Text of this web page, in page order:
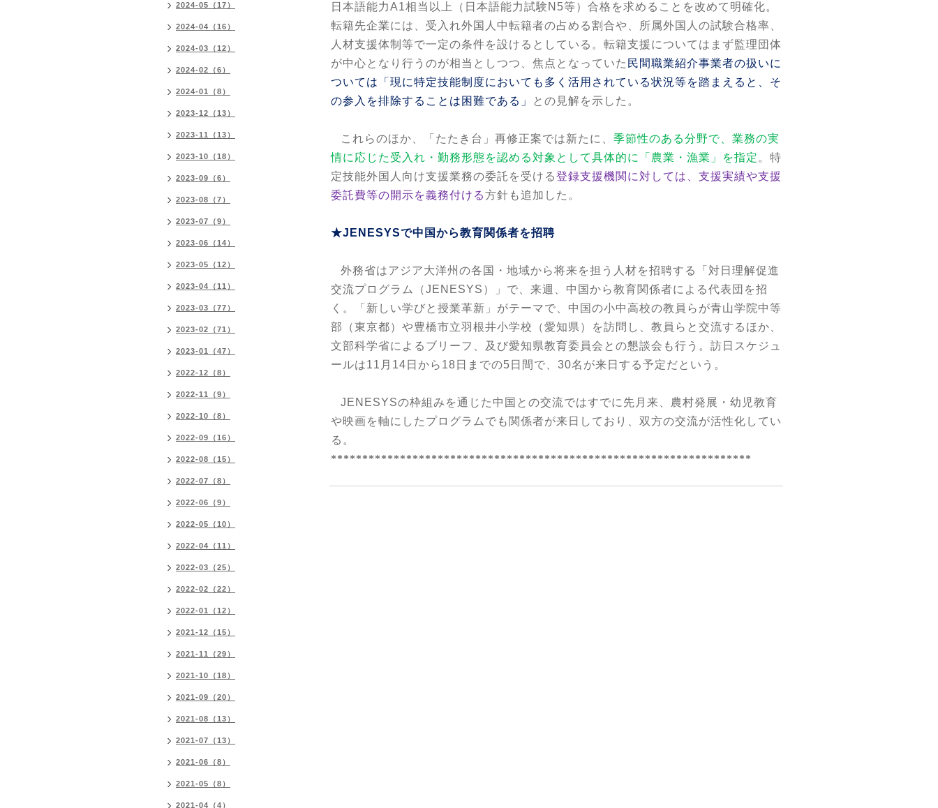
日本語能力A1相当以上（日本語能力試験 N5等）合格を求めることを改めて明確化。
転籍先企業には、受入れ外国人中転籍者の占める割合や、所属外国人の試験合格率、
人材支援体制等で一定の条件を設けるとしている。転籍支援についてはまず監理団体
が中心となり行うのが相当としつつ、焦点となっていた 民間職業紹介事業者の扱いに
ついては「現に特定技能制度においても多く活用されている状況等を踏まえると、そ
の参入を排除することは困難である」
との見解を示した。
これらのほか、「たたき台」再修正案では新たに、 季節性のある分野で、業務の実
情に応じた受入れ・勤務形態を認める対象として具体的に「農業・漁業」を指定 。特
定技能外国人向け支援業務の委託を受ける登録支援機関に対しては、支援実績や支援
委託費等の開示を義務付ける方針も追加した。
★JENESYSで中国から教育関係者を招聘
外務省はアジア大洋州の各国・地域から将来を担う人材を招聘する「対日理解促進
交流プログラム（JENESYS ）」で、来週、中国から教育関係者による代表団を招
く。「新しい学びと授業革新」がテーマで、中国の小中高校の教員らが青山学院中等
部（東京都）や豊橋市立羽根井小学校（愛知県）を訪問し、教員らと交流するほか、
文部科学省によるブリーフ、及び愛知県教育委員会との懇談会も行う。訪日スケジュ
ールは11 月 14 日から 18 日までの5 日間で、 30名が来日する予定だという。
JENESYSの枠組みを通じた中国との交流ではすでに先月来、農村発展・幼児教育
や映画を軸にしたプログラムでも関係者が来日しており、双方の交流が活性化してい
る。
*******************************************************************
2024-05（17）
2024-04（16）
2024-03（12）
2024-02（6）
2024-01（8）
2023-12（13）
2023-11（13）
2023-10（18）
2023-09（6）
2023-08（7）
2023-07（9）
2023-06（14）
2023-05（12）
2023-04（11）
2023-03（77）
2023-02（71）
2023-01（47）
2022-12（8）
2022-11（9）
2022-10（8）
2022-09（16）
2022-08（15）
2022-07（8）
2022-06（9）
2022-05（10）
2022-04（11）
2022-03（25）
2022-02（22）
2022-01（12）
2021-12（15）
2021-11（29）
2021-10（18）
2021-09（20）
2021-08（13）
2021-07（13）
2021-06（8）
2021-05（8）
2021-04（4）